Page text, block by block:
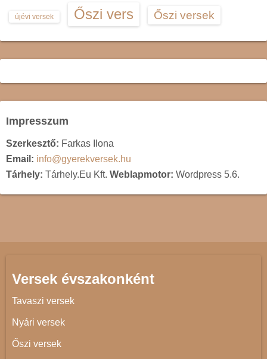
újévi versek Őszi vers Őszi versek
Impresszum
Szerkesztő: Farkas Ilona
Email: info@gyerekversek.hu
Tárhely: Tárhely.Eu Kft. Weblapmotor: Wordpress 5.6.
Versek évszakonként
Tavaszi versek
Nyári versek
Őszi versek